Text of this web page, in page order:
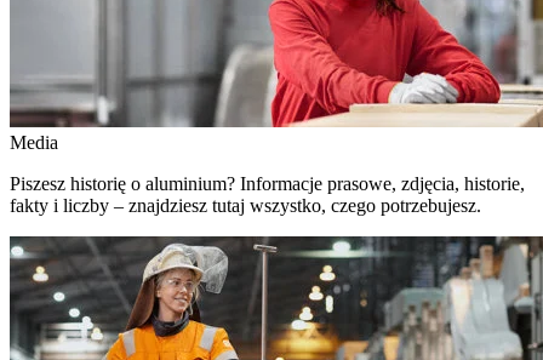
Media
Piszesz historię o aluminium? Informacje prasowe, zdjęcia, historie,
fakty i liczby – znajdziesz tutaj wszystko, czego potrzebujesz.